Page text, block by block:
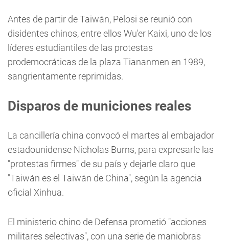
Antes de partir de Taiwán, Pelosi se reunió con
disidentes chinos, entre ellos Wu'er Kaixi, uno de los
líderes estudiantiles de las protestas
prodemocráticas de la plaza Tiananmen en 1989,
sangrientamente reprimidas.
Disparos de municiones reales
La cancillería china convocó el martes al embajador
estadounidense Nicholas Burns, para expresarle las
"protestas firmes" de su país y dejarle claro que
"Taiwán es el Taiwán de China", según la agencia
oficial Xinhua.
El ministerio chino de Defensa prometió "acciones
militares selectivas", con una serie de maniobras